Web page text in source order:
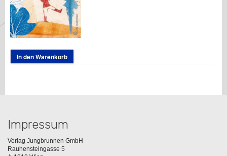
In den Warenkorb
Impressum
Verlag Jungbrunnen GmbH
Rauhensteingasse 5